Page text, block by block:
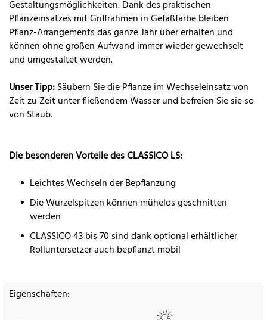
Gestaltungsmöglichkeiten. Dank des praktischen
Pflanzeinsatzes mit Griffrahmen in Gefäßfarbe bleiben
Pflanz-Arrangements das ganze Jahr über erhalten und
können ohne großen Aufwand immer wieder gewechselt
und umgestaltet werden.
Unser Tipp:Säubern Sie die Pflanze im Wechseleinsatz von
Zeit zu Zeit unter fließendem Wasser und befreien Sie sie so
von Staub.
Die besonderen Vorteile des CLASSICO LS:
Leichtes Wechseln der Bepflanzung
Die Wurzelspitzen können mühelos geschnitten
werden
CLASSICO 43 bis 70 sind dank optional erhältlicher
Rolluntersetzer auch bepflanzt mobil
Eigenschaften: